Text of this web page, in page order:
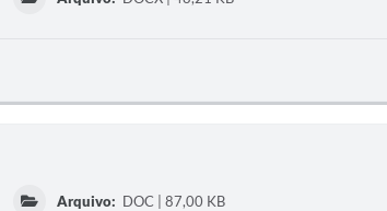
Arquivo: DOC | 87,00 KB